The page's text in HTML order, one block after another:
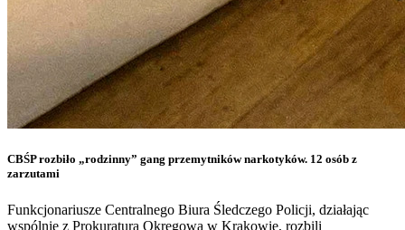
CBŚP rozbiło „rodzinny” gang przemytników narkotyków. 12 osób z
zarzutami
Funkcjonariusze Centralnego Biura Śledczego Policji, działając
wspólnie z Prokuraturą Okręgową w Krakowie, rozbili